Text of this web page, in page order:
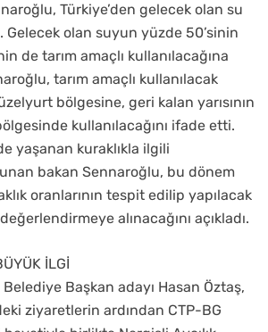
Türkiye’den gelecek olan su
Gelecek olan suyun yüzde 50’sinin
de tarım amaçlı kullanılacağına
tarım amaçlı kullanılacak
bölgesine, geri kalan yarısının
kullanılacağını ifade etti.
yaşanan kuraklıkla ilgili
bakan Sennaroğlu, bu dönem
oranlarının tespit edilip yapılacak
alınacağını açıkladı.
İLGİ
Başkan adayı Hasan Öztaş,
ziyaretlerin ardından CTP-BG